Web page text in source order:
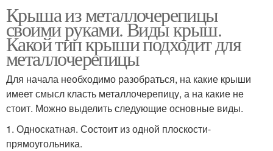
Крыша из металлочерепицы
своими руками. Виды крыш.
Какой тип крыши подходит для
металлочерепицы
Для начала необходимо разобраться, на какие крыши
имеет смысл класть металлочерепицу, а на какие не
стоит. Можно выделить следующие основные виды.
1. Односкатная. Состоит из одной плоскости-
прямоугольника.